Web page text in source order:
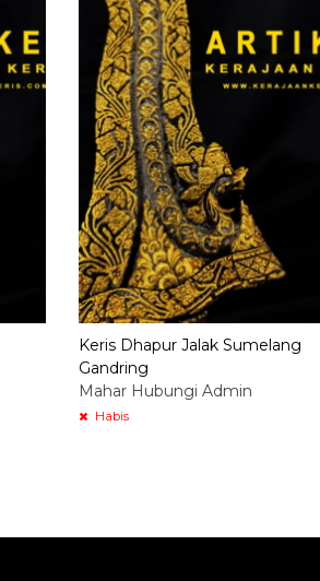
Keris Dhapur Jalak Sumelang
Gandring
Mahar Hubungi Admin
Habis